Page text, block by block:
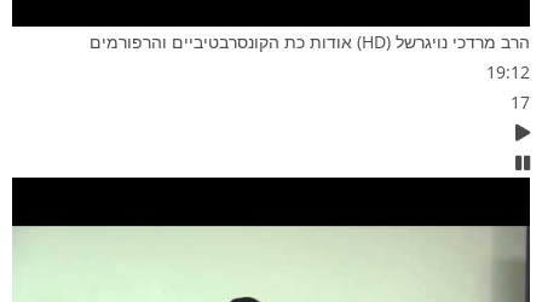
הרב מרדכי נויגרשל (HD) אודות כת הקונסרבטיביים והרפורמים
19:12
17